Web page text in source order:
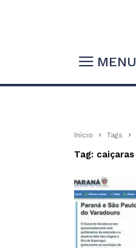
MENU
Início Tags
Tag: caiçaras